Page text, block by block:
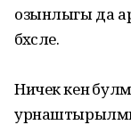
озынлыгы да
бәхәсле.
Ничек кенә